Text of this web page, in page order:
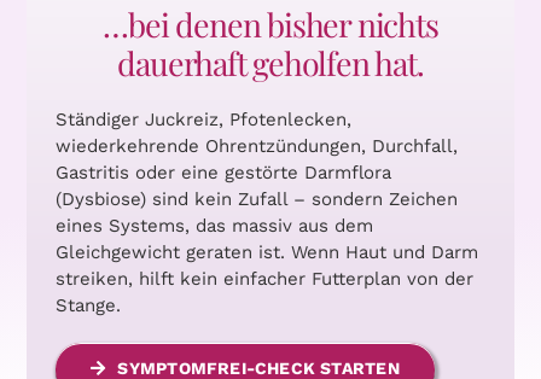
…bei denen bisher nichts
dauerhaft geholfen hat.
Ständiger Juckreiz, Pfotenlecken,
wiederkehrende Ohrentzündungen, Durchfall,
Gastritis oder eine gestörte Darmflora
(Dysbiose) sind kein Zufall – sondern Zeichen
eines Systems, das massiv aus dem
Gleichgewicht geraten ist. Wenn Haut und Darm
streiken, hilft kein einfacher Futterplan von der
Stange.
SYMPTOMFREI-CHECK STARTEN